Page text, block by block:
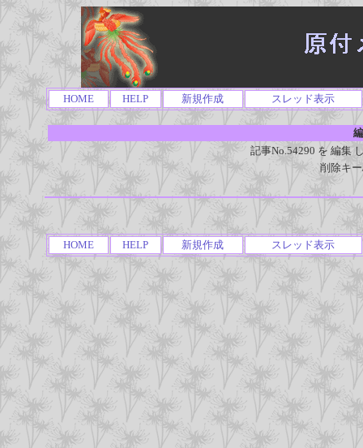
HOME HELP 新規作成 スレッド表示
記事No.54290 を 編集
削除キ
HOME HELP 新規作成 スレッド表示